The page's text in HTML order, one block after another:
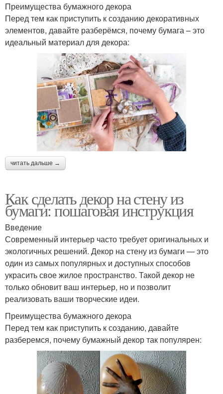
Преимущества бумажного декора
Перед тем как приступить к созданию декоративных
элементов, давайте разберёмся, почему бумага – это
идеальный материал для декора:
читать дальше →
Как сделать декор на стену из
бумаги: пошаговая инструкция
Введение
Современный интерьер часто требует оригинальных и
экологичных решений. Декор на стену из бумаги — это
один из самых популярных и доступных способов
украсить свое жилое пространство. Такой декор не
только обновит ваш интерьер, но и позволит
реализовать ваши творческие идеи.
Преимущества бумажного декора
Перед тем как приступить к созданию, давайте
разберемся, почему бумажный декор так популярен: